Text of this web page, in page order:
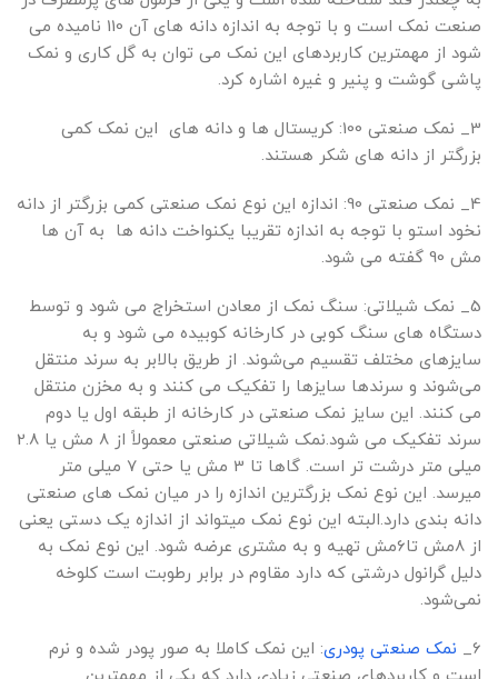
صنعت نمک است و با توجه به اندازه دانه های آن 110 نامیده می
شود از مهمترین کاربردهای این نمک می توان به گل کاری و نمک
پاشی گوشت و پنیر و غیره اشاره کرد.
3_ نمک صنعتی 100: کریستال ها و دانه های این نمک کمی
بزرگتر از دانه های شکر هستند.
4_ نمک صنعتی 90: اندازه این نوع نمک صنعتی کمی بزرگتر از دانه
نخود استو با توجه به اندازه تقریبا یکنواخت دانه ها به آن ها
مش 90 گفته می شود.
5_ نمک شیلاتی: سنگ نمک از معادن استخراج می شود و توسط
دستگاه های سنگ کوبی در کارخانه کوبیده می شود و به
سایزهای مختلف تقسیم می‌شوند. از طریق بالابر به سرند منتقل
می‌شوند و سرندها سایزها را تفکیک می کنند و به مخزن منتقل
می کنند. این سایز نمک صنعتی در کارخانه از طبقه اول یا دوم
سرند تفکیک می شود.نمک شیلاتی صنعتی معمولاً از 8 مش یا 2.8
میلی متر درشت تر است. گاها تا 3 مش یا حتی 7 میلی متر
میرسد. این نوع نمک بزرگترین اندازه را در میان نمک های صنعتی
دانه بندی دارد.البته این نوع نمک میتواند از اندازه یک دستی یعنی
از 8مش تا6مش تهیه و به مشتری عرضه شود. این نوع نمک به
دلیل گرانول درشتی که دارد مقاوم در برابر رطوبت است کلوخه
نمی‌شود.
6_ نمک صنعتی پودری: این نمک کاملا به صور پودر شده و نرم